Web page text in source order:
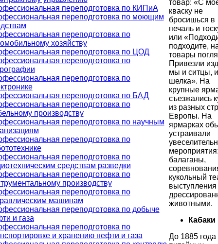
переподготовка по КИПиА
переподготовка по моющим
переподготовка по
хозяйству
переподготовка по ЦОД
переподготовка по
переподготовка по
переподготовка по БАД
переподготовка по
производству
переподготовка по научным
переподготовка по
переподготовка по
средствам разведки
переподготовка по
производству
переподготовка по
машинам
переподготовка по добыче
и газа
переподготовка по
и хранению нефти и газа
товар: «С
кваску не
бросишься в
печаль и
или
подходите,
товары
Привезли
мы и ситцы, и
шелка». На
крупные
съезжались
из разных
Европы. На
ярмарках
устраивали
балаганы,
кукольный
выступления
животными.
Кабаки
До 1885 года